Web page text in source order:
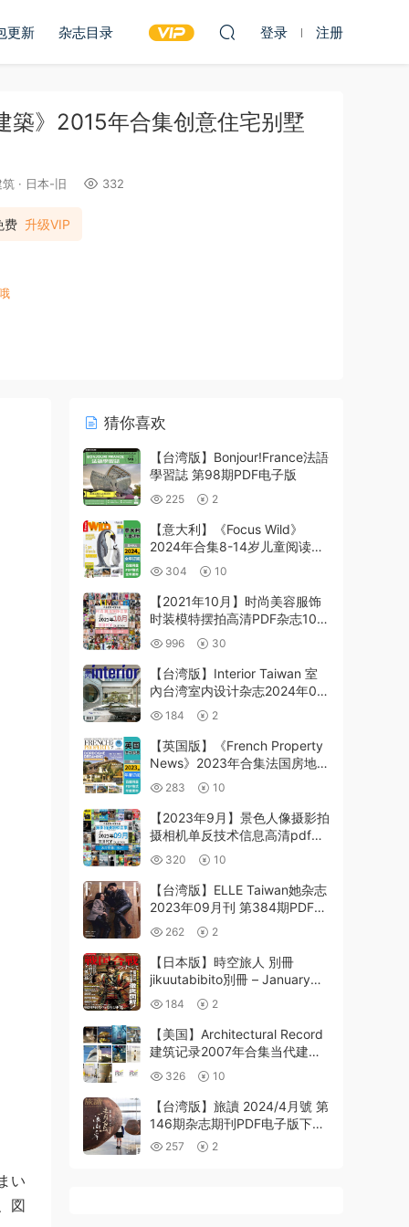
更新 杂志目录 登录 注册
》2015年合集创意住宅别墅
筑 · 日本-旧 332
费 升级VIP
い
図
猜你喜欢
【台湾版】Bonjour!France法語
學習誌 第98期PDF电子版
225 2
【意大利】《Focus Wild》
2024年合集8-14岁儿童阅读学
习认知动物宠物兴趣PDF杂志
（年订阅）
304 10
【2021年10月】时尚美容服饰
时装模特摆拍高清PDF杂志10月
份打包（共240本）
996 30
【台湾版】Interior Taiwan 室
內台湾室内设计杂志2024年07
月刊PDF电子版下载
184 2
【英国版】《French Property
News》2023年合集法国房地产
市场住宅房屋信息杂志PDF（年
订阅）
283 10
【2023年9月】景色人像摄影拍
摄相机单反技术信息高清pdf杂
志2023年9月份打包（80+本）
320 10
【台湾版】ELLE Taiwan她杂志
2023年09月刊 第384期PDF电
子版262 2
【日本版】時空旅人 別冊
jikuutabibito別冊 – January
2025年1月PDF电子版
184 2
【美国】Architectural Record
建筑记录2007年合集当代建筑
设计案例项目技术报道信息pdf
杂志（10本）
326 10
【台湾版】旅讀 2024/4月號 第
146期杂志期刊PDF电子版下载
阅读257 2